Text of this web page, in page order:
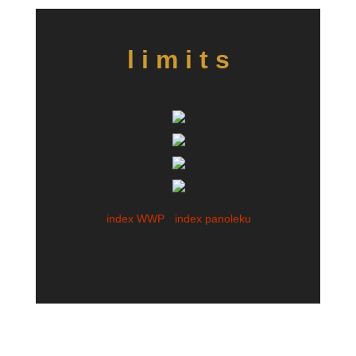
l i m i t s
index WWP· index panoleku